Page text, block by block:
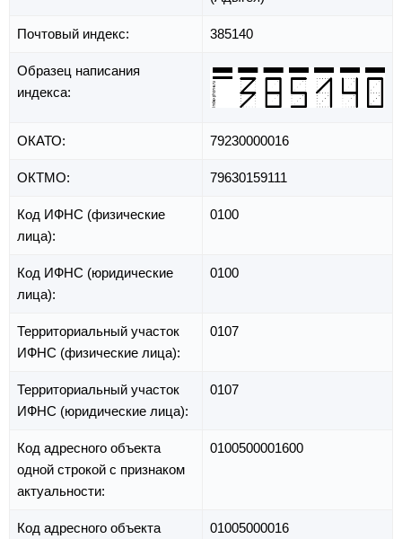
Почтовый индекс: 385140
Образец написания
индекса:
ОКАТО: 79230000016
ОКТМО: 79630159111
Код ИФНС (физические
лица):
0100
Код ИФНС (юридические
лица):
0100
Территориальный участок
ИФНС (физические лица):
0107
Территориальный участок
ИФНС (юридические лица):
0107
Код адресного объекта
одной строкой с признаком
актуальности:
0100500001600
Код адресного объекта
01005000016